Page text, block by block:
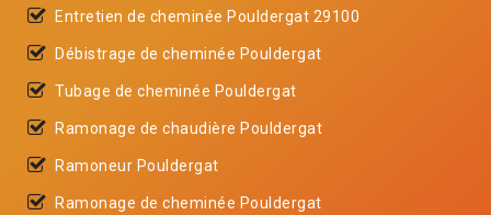
Entretien de cheminée Pouldergat 29100
Débistrage de cheminée Pouldergat
Tubage de cheminée Pouldergat
Ramonage de chaudière Pouldergat
Ramoneur Pouldergat
Ramonage de cheminée Pouldergat